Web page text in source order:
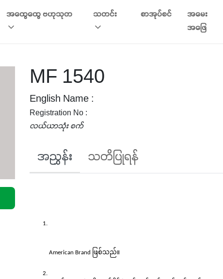
အထွေထွေ ဗဟုသုတ သတင်း စာအုပ်စင်
အမေး
အဖြေ
MF 1540
English Name :
Registration No :
လယ်ယာသုံး စက်
အညွှန်း သတိပြုရန်
American Brand ဖြစ်သည်။